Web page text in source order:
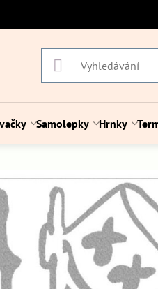
Samolepky Hrnky